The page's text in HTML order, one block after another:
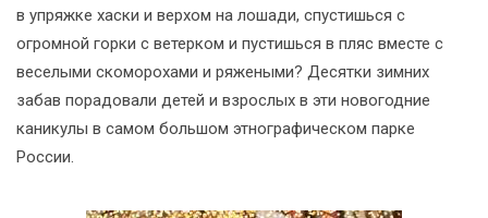
в упряжке хаски и верхом на лошади, спустишься с
огромной горки с ветерком и пустишься в пляс вместе с
веселыми скоморохами и ряжеными? Десятки зимних
забав порадовали детей и взрослых в эти новогодние
каникулы в самом большом этнографическом парке
России.